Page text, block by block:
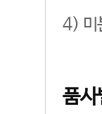
4) 미
품사